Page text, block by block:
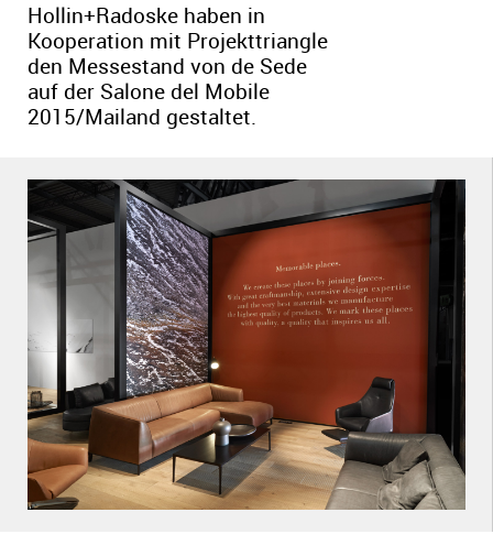
Hollin+Radoske haben in
Kooperation mit Projekttriangle
den Messestand von de Sede
auf der Salone del Mobile
2015/Mailand gestaltet.